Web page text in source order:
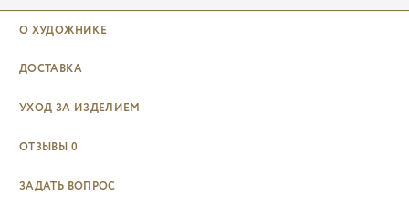
О ХУДОЖНИКЕ
ДОСТАВКА
УХОД ЗА ИЗДЕЛИЕМ
ОТЗЫВЫ 0
ЗАДАТЬ ВОПРОС